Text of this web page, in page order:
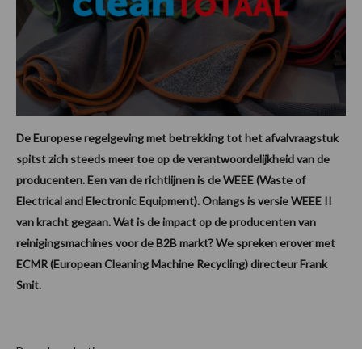
De Europese regelgeving met betrekking tot het afvalvraagstuk
spitst zich steeds meer toe op de verantwoordelijkheid van de
producenten. Een van de richtlijnen is de WEEE (Waste of
Electrical and Electronic Equipment). Onlangs is versie WEEE II
van kracht gegaan. Wat is de impact op de producenten van
reinigingsmachines voor de B2B markt? We spreken erover met
ECMR (European Cleaning Machine Recycling) directeur Frank
Smit.